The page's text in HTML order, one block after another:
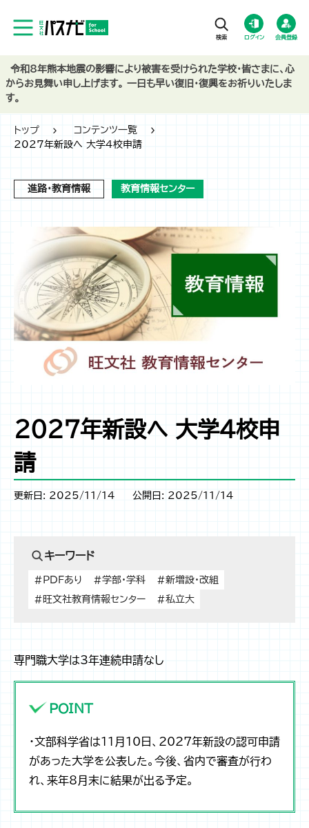
ログイン 会員登録
トップ
コンテンツ一覧
2027年新設へ 大学4校申請
進路・教育情報 教育情報センター
2027年新設へ 大学4校申
請
更新日: 2025/11/14 公開日: 2025/11/14
キーワード
#PDFあり #学部・学科
#新増設・改組
#旺文社教育情報センター
#私立大
専門職大学は3年連続申請なし
POINT
・文部科学省は11月10日、2027年新設の認可申請
があった大学を公表した。今後、省内で審査が行わ
れ、来年8月末に結果が出る予定。
令和8年熊本地震の影響により被害を受けられた学校・皆さまに、心
からお見舞い申し上げます。 一日も早い復旧・復興をお祈りいたしま
す。